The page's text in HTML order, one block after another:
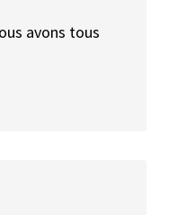
avons tous